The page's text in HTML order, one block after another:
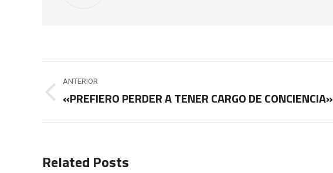
Navegación
entre
ANTERIOR
Publicación
«PREFIERO PERDER A TENER CARGO DE CONCIENCIA»
Related Posts